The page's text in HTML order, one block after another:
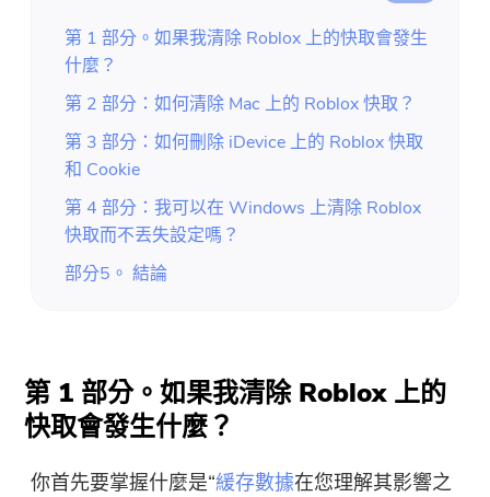
第 1 部分。如果我清除 Roblox 上的快取會發生
什麼？
第 2 部分：如何清除 Mac 上的 Roblox 快取？
第 3 部分：如何刪除 iDevice 上的 Roblox 快取
和 Cookie
第 4 部分：我可以在 Windows 上清除 Roblox
快取而不丟失設定嗎？
部分5。 結論
第 1 部分。如果我清除 Roblox 上的
快取會發生什麼？
你首先要掌握什麼是“緩存數據在您理解其影響之